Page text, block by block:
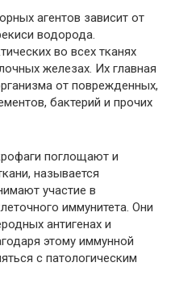
агентов зависит от
водорода.
во всех тканях
железах. Их главная
от поврежденных,
бактерий и прочих
поглощают и
называется
участие в
иммунитета. Они
антигенах и
этому иммунной
с патологическим